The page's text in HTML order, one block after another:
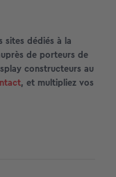
sites dédiés à la
de porteurs de
constructeurs au
, et multipliez vos